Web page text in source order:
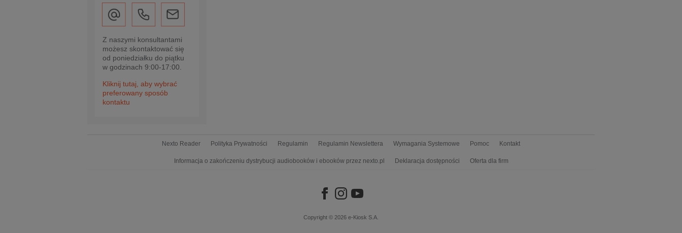
Z naszymi konsultantami
możesz skontaktować się
od poniedziałku do piątku
w godzinach 9:00-17:00.
Kliknij tutaj, aby wybrać
preferowany sposób
kontaktu
Nexto Reader Polityka Prywatności Regulamin Regulamin Newslettera Wymagania Systemowe Pomoc Kontakt
Informacja o zakończeniu dystrybucji audiobooków i ebooków przez nexto.pl Deklaracja dostępności Oferta dla firm
Copyright © 2026 e-Kiosk S.A.